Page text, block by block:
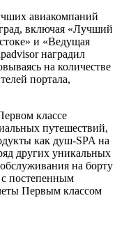
авиакомпаний
включая «Лучший
и «Ведущая
наградил
на количестве
портала,
классе
путешествий,
как душ-SPA на
других уникальных
на борту
постепенным
Первым классом